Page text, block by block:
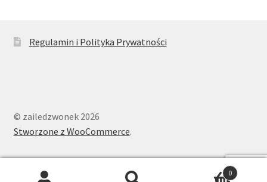
Regulamin i Polityka Prywatności
© zailedzwonek 2026
Stworzone z WooCommerce.
0